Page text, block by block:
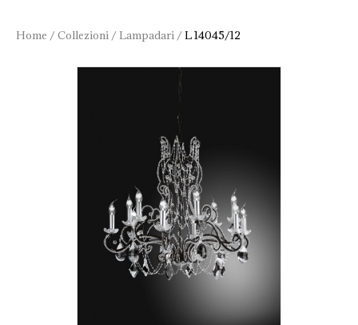
Home /Collezioni /Lampadari /L 14045/12